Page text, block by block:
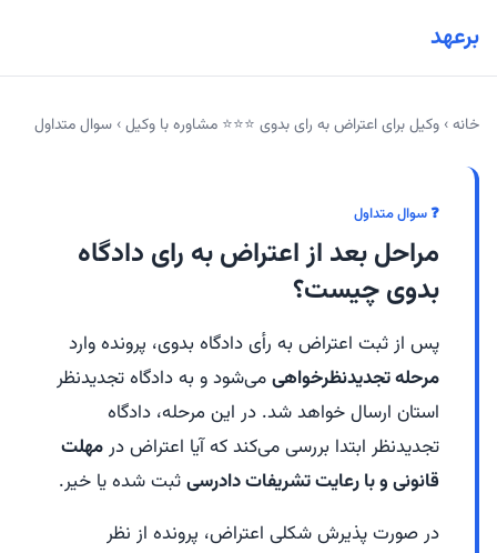
برعهد
خانه› وکیل برای اعتراض به رای بدوی ⭐️⭐️⭐️ مشاوره با وکیل› سوال متداول
❓ سوال متداول
مراحل بعد از اعتراض به رای دادگاه
بدوی چیست؟
پس از ثبت اعتراض به رأی دادگاه بدوی، پرونده وارد
مرحله تجدیدنظرخواهیمی‌شود و به دادگاه تجدیدنظر
استان ارسال خواهد شد. در این مرحله، دادگاه
تجدیدنظر ابتدا بررسی می‌کند که آیا اعتراض در مهلت
قانونی و با رعایت تشریفات دادرسیثبت شده یا خیر.
در صورت پذیرش شکلی اعتراض، پرونده از نظر